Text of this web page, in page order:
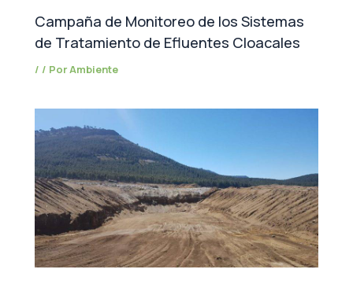
Campaña de Monitoreo de los Sistemas
de Tratamiento de Efluentes Cloacales
/ / PorAmbiente